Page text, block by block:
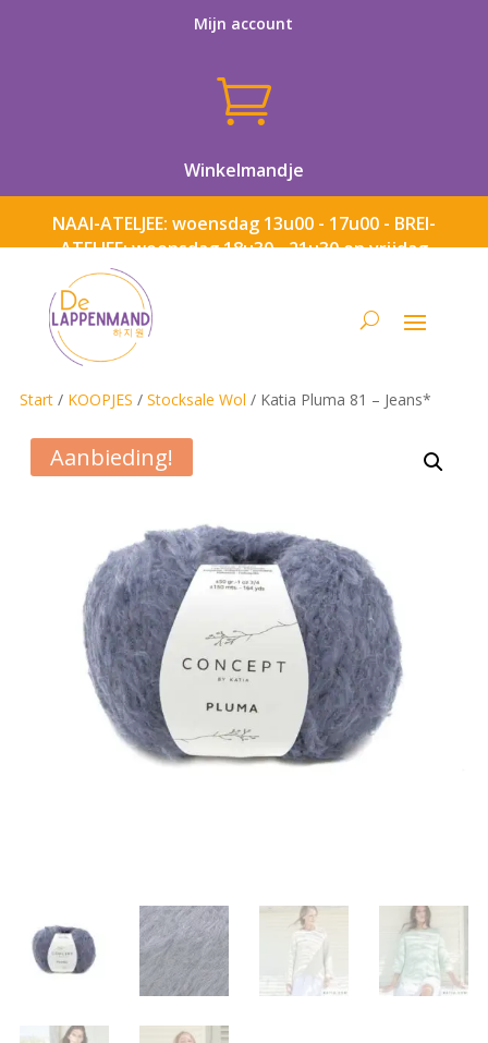
Mijn account

Winkelmandje
NAAI-ATELJEE: woensdag 13u00 - 17u00 - BREI-
ATELJEE: woensdag 18u30 - 21u30 en vrijdag
Start/ KOOPJES / Stocksale Wol / Katia Pluma 81 – Jeans*
Aanbieding!